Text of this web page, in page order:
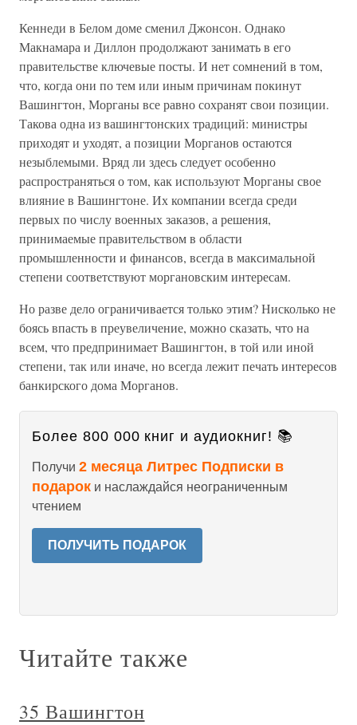
Кеннеди в Белом доме сменил Джонсон. Однако
Макнамара и Диллон продолжают занимать в его
правительстве ключевые посты. И нет сомнений в том,
что, когда они по тем или иным причинам покинут
Вашингтон, Морганы все равно сохранят свои позиции.
Такова одна из вашингтонских традиций: министры
приходят и уходят, а позиции Морганов остаются
незыблемыми. Вряд ли здесь следует особенно
распространяться о том, как используют Морганы свое
влияние в Вашингтоне. Их компании всегда среди
первых по числу военных заказов, а решения,
принимаемые правительством в области
промышленности и финансов, всегда в максимальной
степени соответствуют моргановским интересам.
Но разве дело ограничивается только этим? Нисколько не
боясь впасть в преувеличение, можно сказать, что на
всем, что предпринимает Вашингтон, в той или иной
степени, так или иначе, но всегда лежит печать интересов
банкирского дома Морганов.
Более 800 000 книг и аудиокниг! 📚
Получи 2 месяца Литрес Подписки в
подарок и наслаждайся неограниченным
чтением
ПОЛУЧИТЬ ПОДАРОК
Читайте также
35 Вашингтон